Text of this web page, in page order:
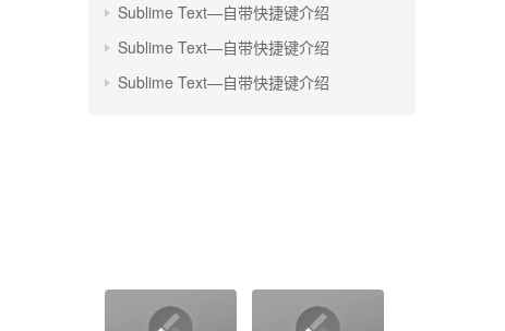
Sublime Text—自带快捷键介绍
Sublime Text—自带快捷键介绍
Sublime Text—自带快捷键介绍